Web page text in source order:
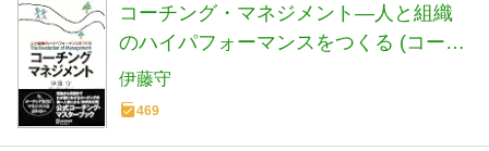
コーチング・マネジメント―人と組織
のハイパフォーマンスをつくる (コー
チ・エィ監修コーチングシリーズ)
伊藤守
469